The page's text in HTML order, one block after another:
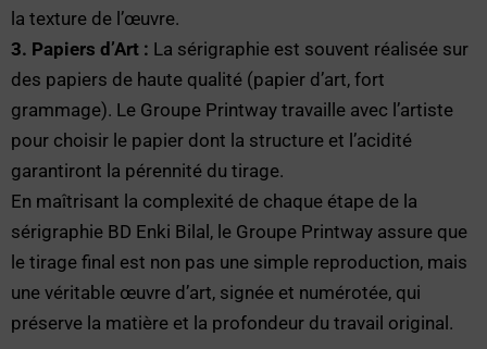
la texture de l’œuvre.
3. Papiers d’Art : La sérigraphie est souvent réalisée sur
des papiers de haute qualité (papier d’art, fort
grammage). Le Groupe Printway travaille avec l’artiste
pour choisir le papier dont la structure et l’acidité
garantiront la pérennité du tirage.
En maîtrisant la complexité de chaque étape de la
sérigraphie BD Enki Bilal, le Groupe Printway assure que
le tirage final est non pas une simple reproduction, mais
une véritable œuvre d’art, signée et numérotée, qui
préserve la matière et la profondeur du travail original.